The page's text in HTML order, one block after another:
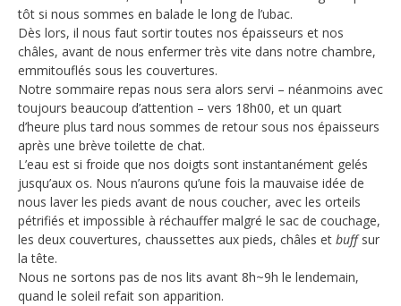
tôt si nous sommes en balade le long de l’ubac.
Dès lors, il nous faut sortir toutes nos épaisseurs et nos
châles, avant de nous enfermer très vite dans notre chambre,
emmitouflés sous les couvertures.
Notre sommaire repas nous sera alors servi – néanmoins avec
toujours beaucoup d’attention – vers 18h00, et un quart
d’heure plus tard nous sommes de retour sous nos épaisseurs
après une brève toilette de chat.
L’eau est si froide que nos doigts sont instantanément gelés
jusqu’aux os. Nous n’aurons qu’une fois la mauvaise idée de
nous laver les pieds avant de nous coucher, avec les orteils
pétrifiés et impossible à réchauffer malgré le sac de couchage,
les deux couvertures, chaussettes aux pieds, châles et buffsur
la tête.
Nous ne sortons pas de nos lits avant 8h~9h le lendemain,
quand le soleil refait son apparition.